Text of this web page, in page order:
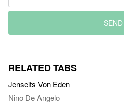
SEND
RELATED TABS
Jenseits Von Eden
Nino De Angelo